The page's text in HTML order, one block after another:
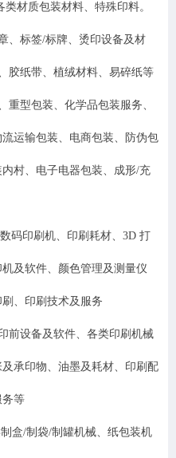
材质包装材料、特殊印料。
、标签/标牌、烫印设备及材
胶纸带、植绒材料、易碎纸等
重型包装、化学品包装服务、
运输包装、电商包装、防伪包
村、电子电器包装、成形/充
码印刷机、印刷耗材、3D 打
及软件、颜色管理及测量仪
、印刷技术及服务
前设备及软件、各类印刷机械
承印物、油墨及耗材、印刷配
务等
盒/制袋/制罐机械、纸包装机